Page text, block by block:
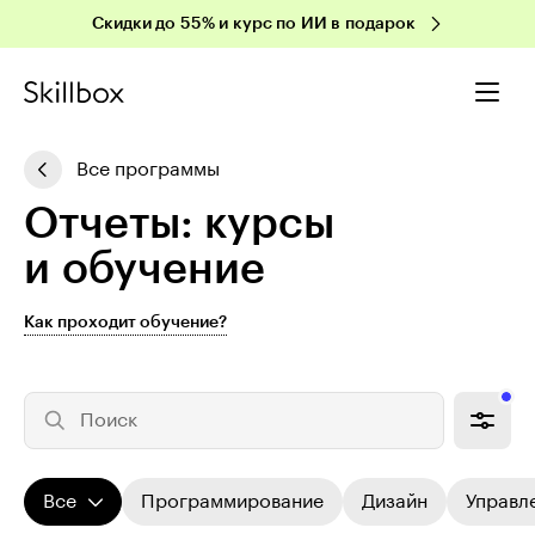
Скидки до 55% и курс по ИИ в подарок
Все программы
Отчеты: курсы
и обучение
Как проходит обучение?
Поиск
Все Программирование Дизайн